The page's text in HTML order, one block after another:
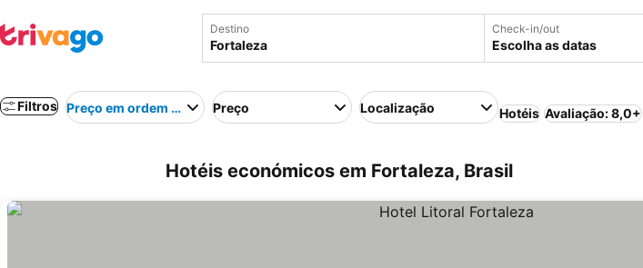
Destino Check-in/out
Escolha as datas
Filtros Preço em ordem crescentePreço Localização Hotéis Avaliação: 8,0+
Hotéis económicos em Fortaleza, Brasil